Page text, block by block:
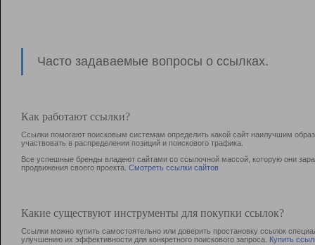
Часто задаваемые вопросы о ссылках.
Как работают ссылки?
Ссылки помогают поисковым системам определить какой сайт наилучшим
участвовать в раcпределении позиций и поискового трафика.
Все успешные бренды владеют сайтами со ссылочной массой, которую они
продвижения своего проекта. Смотреть ссылки сайтов
Какие существуют инструменты для покупки ссылок?
Ссылки можно купить самостоятельно или доверить простановку ссылок
улучшению их эффективности для конкретного поискового запроса. Купить